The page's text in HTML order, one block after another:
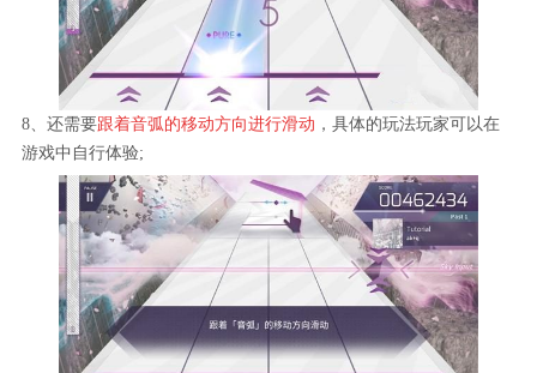
8、还需要跟着音弧的移动方向进行滑动 ，具体的玩法玩家可以在
游戏中自行体验;